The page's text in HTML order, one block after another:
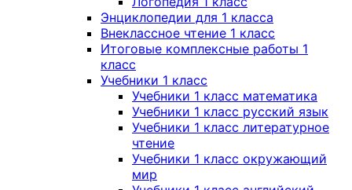
Энциклопедии для 1 класса
Внеклассное чтение 1 класс
Итоговые комплексные работы 1
класс
Учебники 1 класс
Учебники 1 класс математика
Учебники 1 класс русский язык
Учебники 1 класс литературное
чтение
Учебники 1 класс окружающий
мир